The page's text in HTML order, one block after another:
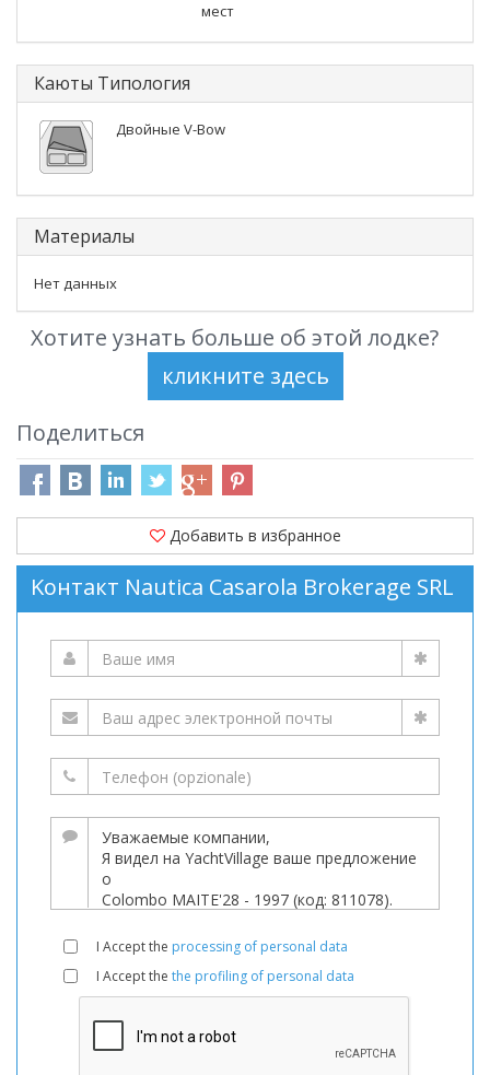
мест
Каюты Типология
Двойные V-Bow
Материалы
Нет данных
Хотите узнать больше об этой лодке?
Поделиться
Добавить в избранное
Kонтакт Nautica Casarola Brokerage SRL
I Accept the processing of personal data
I Accept the the profiling of personal data